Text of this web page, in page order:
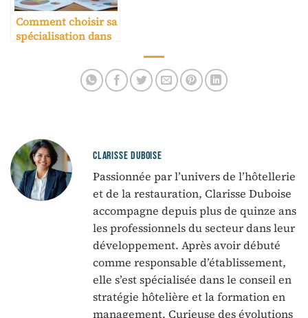
Comment choisir sa
spécialisation dans
CLARISSE DUBOISE
Passionnée par l’univers de l’hôtellerie
et de la restauration, Clarisse Duboise
accompagne depuis plus de quinze ans
les professionnels du secteur dans leur
développement. Après avoir débuté
comme responsable d’établissement,
elle s’est spécialisée dans le conseil en
stratégie hôtelière et la formation en
management. Curieuse des évolutions